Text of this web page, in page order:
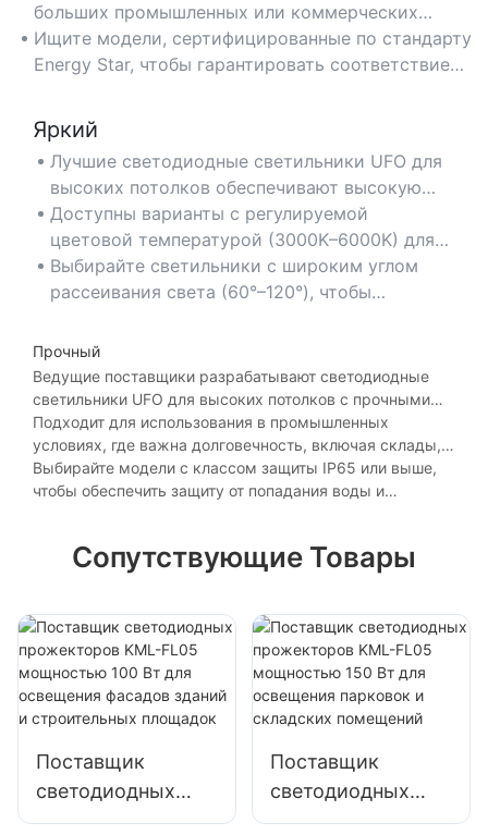
позволяющие потреблять до 50% меньше
энергии, чем традиционные светильники, что
значительно снижает затраты на
больших промышленных или коммерческих
помещений, таких как склады и заводы, и
обеспечивают оптимальное освещение с
Ищите модели, сертифицированные по стандарту
Energy Star, чтобы гарантировать соответствие
долгосрочную экономию.
Яркий
Лучшие светодиодные светильники UFO для
высоких потолков обеспечивают высокую
светоотдачу (50 000–100 000 люмен) для
превосходной яркости в больших
помещениях, таких как спортивные залы или
производственные цеха.
Доступны варианты с регулируемой
цветовой температурой (3000K–6000K) для
соответствия требованиям задачи, от
теплого освещения в торговых помещениях
Выбирайте светильники с широким углом
рассеивания света (60°–120°), чтобы
темные пятна в помещениях с высокими
потолками.
Прочный
Ведущие поставщики разрабатывают светодиодные
светильники UFO для высоких потолков с прочными
алюминиевыми корпусами и поликарбонатными
линзами, способными выдерживать суровые условия
эксплуатации, такие как вибрация, пыль и влага.
Подходит для использования в промышленных
условиях, где важна долговечность, включая склады,
паркинги и производственные помещения.
Выбирайте модели с классом защиты IP65 или выше,
чтобы обеспечить защиту от попадания воды и
Сопутствующие Товары
Поставщик
светодиодных
прожекторов
Поставщик
светодиодных
прожекторов